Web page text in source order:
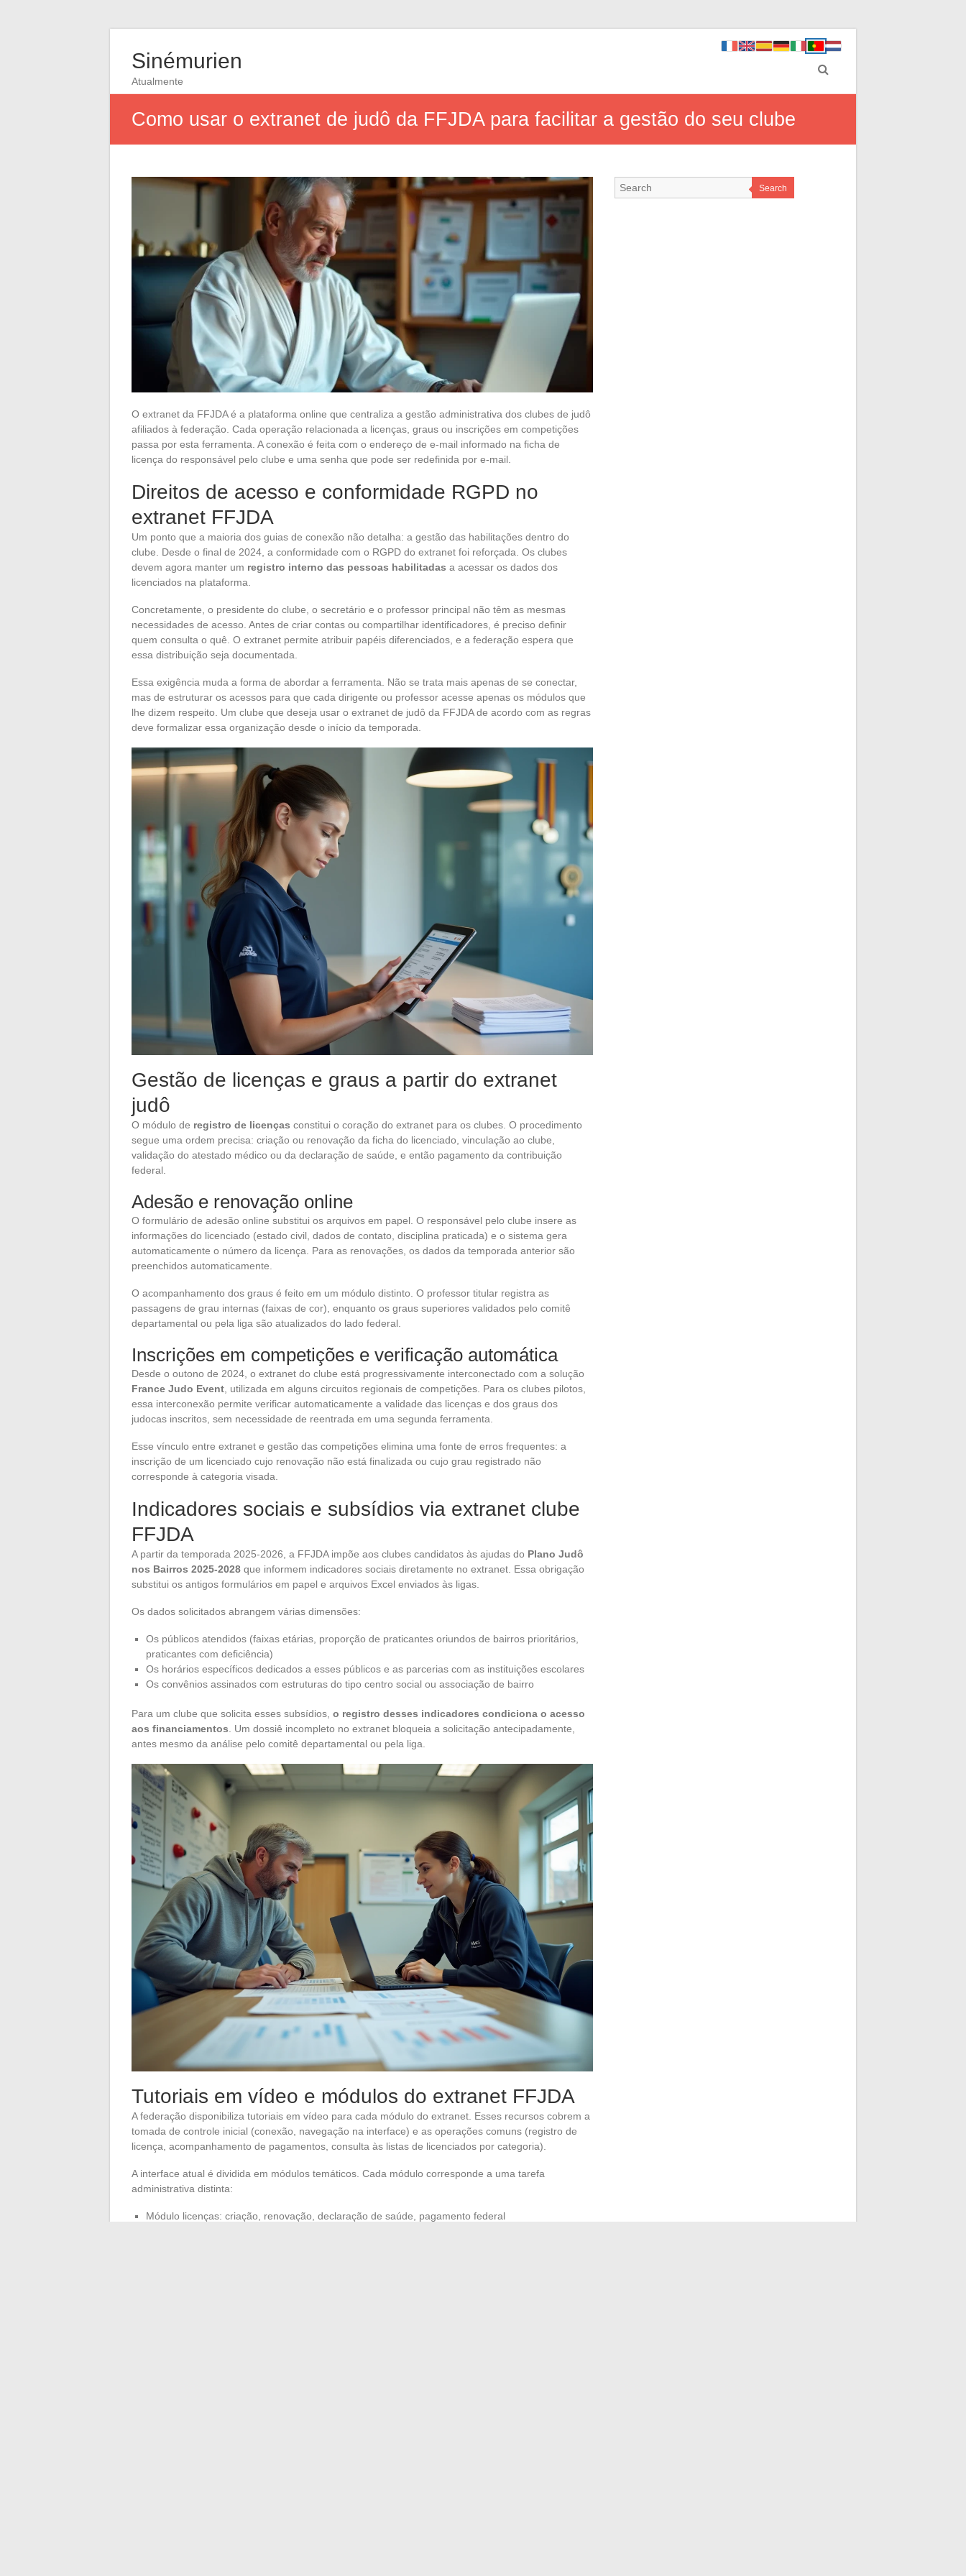
Sinémurien
Atualmente
Como usar o extranet de judô da FFJDA para facilitar a gestão do seu clube
O extranet da FFJDA é a plataforma online que centraliza a gestão administrativa dos clubes de judô
afiliados à federação. Cada operação relacionada a licenças, graus ou inscrições em competições
passa por esta ferramenta. A conexão é feita com o endereço de e-mail informado na ficha de
licença do responsável pelo clube e uma senha que pode ser redefinida por e-mail.
Direitos de acesso e conformidade RGPD no
extranet FFJDA
Um ponto que a maioria dos guias de conexão não detalha: a gestão das habilitações dentro do
clube. Desde o final de 2024, a conformidade com o RGPD do extranet foi reforçada. Os clubes
devem agora manter um registro interno das pessoas habilitadas a acessar os dados dos
licenciados na plataforma.
Concretamente, o presidente do clube, o secretário e o professor principal não têm as mesmas
necessidades de acesso. Antes de criar contas ou compartilhar identificadores, é preciso definir
quem consulta o quê. O extranet permite atribuir papéis diferenciados, e a federação espera que
essa distribuição seja documentada.
Essa exigência muda a forma de abordar a ferramenta. Não se trata mais apenas de se conectar,
mas de estruturar os acessos para que cada dirigente ou professor acesse apenas os módulos que
lhe dizem respeito. Um clube que deseja usar o extranet de judô da FFJDA de acordo com as regras
deve formalizar essa organização desde o início da temporada.
Gestão de licenças e graus a partir do extranet
judô
O módulo de registro de licenças constitui o coração do extranet para os clubes. O procedimento
segue uma ordem precisa: criação ou renovação da ficha do licenciado, vinculação ao clube,
validação do atestado médico ou da declaração de saúde, e então pagamento da contribuição
federal.
Adesão e renovação online
O formulário de adesão online substitui os arquivos em papel. O responsável pelo clube insere as
informações do licenciado (estado civil, dados de contato, disciplina praticada) e o sistema gera
automaticamente o número da licença. Para as renovações, os dados da temporada anterior são
preenchidos automaticamente.
O acompanhamento dos graus é feito em um módulo distinto. O professor titular registra as
passagens de grau internas (faixas de cor), enquanto os graus superiores validados pelo comitê
departamental ou pela liga são atualizados do lado federal.
Inscrições em competições e verificação automática
Desde o outono de 2024, o extranet do clube está progressivamente interconectado com a solução
France Judo Event , utilizada em alguns circuitos regionais de competições. Para os clubes pilotos,
essa interconexão permite verificar automaticamente a validade das licenças e dos graus dos
judocas inscritos, sem necessidade de reentrada em uma segunda ferramenta.
Esse vínculo entre extranet e gestão das competições elimina uma fonte de erros frequentes: a
inscrição de um licenciado cujo renovação não está finalizada ou cujo grau registrado não
corresponde à categoria visada.
Indicadores sociais e subsídios via extranet clube
FFJDA
A partir da temporada 2025-2026, a FFJDA impõe aos clubes candidatos às ajudas do Plano Judô
nos Bairros 2025-2028 que informem indicadores sociais diretamente no extranet. Essa obrigação
substitui os antigos formulários em papel e arquivos Excel enviados às ligas.
Os dados solicitados abrangem várias dimensões:
Os públicos atendidos (faixas etárias, proporção de praticantes oriundos de bairros prioritários,
praticantes com deficiência)
Os horários específicos dedicados a esses públicos e as parcerias com as instituições escolares
Os convênios assinados com estruturas do tipo centro social ou associação de bairro
Para um clube que solicita esses subsídios, o registro desses indicadores condiciona o acesso
aos financiamentos . Um dossiê incompleto no extranet bloqueia a solicitação antecipadamente,
antes mesmo da análise pelo comitê departamental ou pela liga.
Tutoriais em vídeo e módulos do extranet FFJDA
A federação disponibiliza tutoriais em vídeo para cada módulo do extranet. Esses recursos cobrem a
tomada de controle inicial (conexão, navegação na interface) e as operações comuns (registro de
licença, acompanhamento de pagamentos, consulta às listas de licenciados por categoria).
A interface atual é dividida em módulos temáticos. Cada módulo corresponde a uma tarefa
administrativa distinta:
Módulo licenças: criação, renovação, declaração de saúde, pagamento federal
Search